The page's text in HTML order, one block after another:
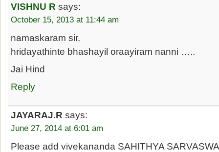
VISHNU R says:
October 15, 2013 at 11:44 am
namaskaram sir.
hridayathinte bhashayil oraayiram nanni …..
Jai Hind
Reply
JAYARAJ.R says:
June 27, 2014 at 6:01 am
Please add vivekananda SAHITHYA